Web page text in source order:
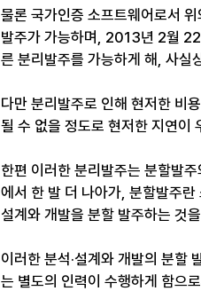
물론 국가인증 소프트웨어로서
발주가 가능하며, 2013년 2월
른 분리발주를 가능하게 해, 사실
다만 분리발주로 인해 현저한 비
될 수 없을 정도로 현저한 지연이
한편 이러한 분리발주는 분할발
에서 한 발 더 나아가, 분할발주
설계와 개발을 분할 발주하는 것
이러한 분석·설계와 개발의 분할
는 별도의 인력이 수행하게 함으